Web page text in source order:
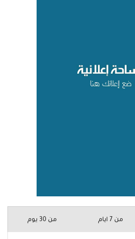
من 7 ايام من 30 يوم